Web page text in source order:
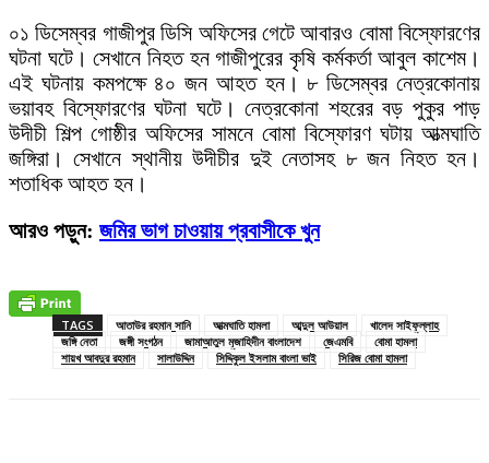
০১ ডিসেম্বর গাজীপুর ডিসি অফিসের গেটে আবারও বোমা বিস্ফোরণের
ঘটনা ঘটে। সেখানে নিহত হন গাজীপুরের কৃষি কর্মকর্তা আবুল কাশেম।
এই ঘটনায় কমপক্ষে ৪০ জন আহত হন। ৮ ডিসেম্বর নেত্রকোনায়
ভয়াবহ বিস্ফোরণের ঘটনা ঘটে। নেত্রকোনা শহরের বড় পুকুর পাড়
উদীচী শিল্প গোষ্ঠীর অফিসের সামনে বোমা বিস্ফোরণ ঘটায় আত্মঘাতি
জঙ্গিরা। সেখানে স্থানীয় উদীচীর দুই নেতাসহ ৮ জন নিহত হন।
শতাধিক আহত হন।
আরও পড়ুন: জমির ভাগ চাওয়ায় প্রবাসীকে খুন
TAGS আতাউর রহমান সানি আত্মঘাতি হামলা আব্দুল আউয়াল
খালেদ সাইফুল্লাহ
জঙ্গি নেতা
জঙ্গী সংগঠন জামাআতুল মুজাহিদীন বাংলাদেশ জেএমবি
বোমা হামলা
শায়খ আবদুর রহমান
সালাউদ্দিন সিদ্দিকুল ইসলাম বাংলা ভাই সিরিজ বোমা হামলা